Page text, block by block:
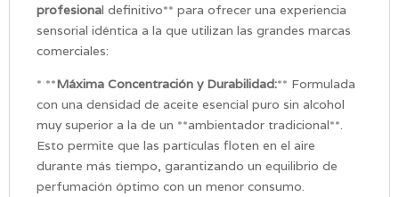
profesional definitivo** para ofrecer una experiencia
sensorial idéntica a la que utilizan las grandes marcas
comerciales:
* **Máxima Concentración y Durabilidad:** Formulada
con una densidad de aceite esencial puro sin alcohol
muy superior a la de un **ambientador tradicional**.
Esto permite que las partículas floten en el aire
durante más tiempo, garantizando un equilibrio de
perfumación óptimo con un menor consumo.